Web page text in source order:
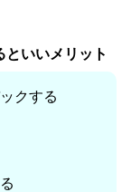
いいメリット
クする